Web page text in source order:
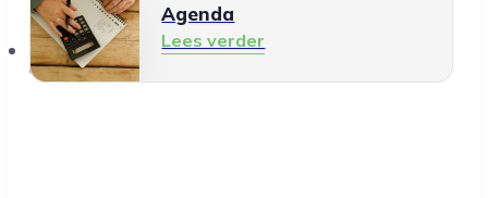
Agenda
Lees verder
Over ons